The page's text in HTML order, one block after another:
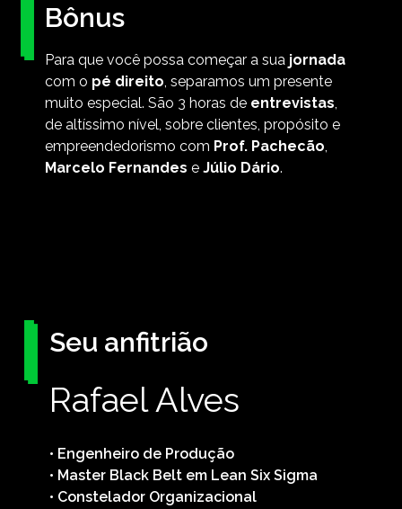
Bônus
Para que você possa começar a sua jornada
com o pé direito, separamos um presente
muito especial. São 3 horas de entrevistas,
de altíssimo nível, sobre clientes, propósito e
empreendedorismo com Prof. Pachecão,
Marcelo Fernandes eJúlio Dário.
Seu anfitrião
Rafael Alves
• Engenheiro de Produção
• Master Black Belt em Lean Six Sigma
• Constelador Organizacional